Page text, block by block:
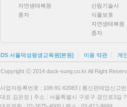
자연생태복원
종자
산림기술사
식물보호
자연생태복원
종자
DS 서울덕성평생교육원[본원] 이용 약관 개
Copyright ⓒ 2014 duck-sung.co.kr All Right
사업자등록번호 : 108-91-62083 | 통신판매업신고
대표 김은정 | 주소 : 서울특별시 구로구 경인로3길